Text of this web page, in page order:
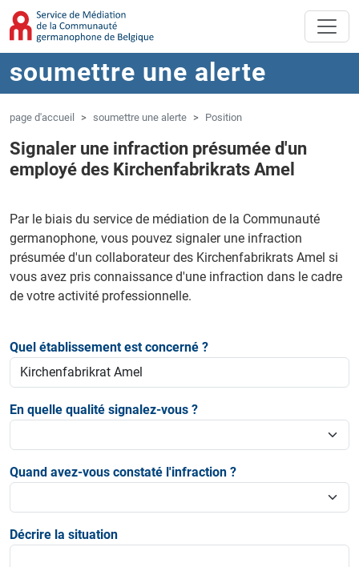
Aller au contenu principal
Sauter à la navigation
soumettre une alerte
page d'accueil soumettre une alerte Position
Signaler une infraction présumée d'un
employé des Kirchenfabrikrats Amel
Par le biais du service de médiation de la Communauté
germanophone, vous pouvez signaler une infraction
présumée d'un collaborateur des Kirchenfabrikrats Amel si
vous avez pris connaissance d'une infraction dans le cadre
de votre activité professionnelle.
Quel établissement est concerné ?
En quelle qualité signalez-vous ?
Quand avez-vous constaté l'infraction ?
Décrire la situation